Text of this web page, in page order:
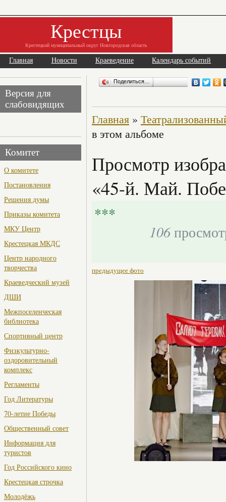
Крестцы
Крестецкий муниципальный округ Новгородская область
Главная Новости Краеведение Календарь событий
Версия для
слабовидящих
Комитет
О комитете
Постановления
Решения думы
Приказы комитета
МКУ Центр
Крестецкая МКДС
Центр народного
творчества
Краеведческий музей
ДШИ
Межпоселенческая
библиотека
Спортивный центр
Физкультурно-
оздоровительный
комплекс
Регламенты
Год Литературы
70-летие Победы
Общественный совет
Информация для
туристов
Год Российского кино
Крестецкая строчка
Молодёжь
Поделиться…
Главная »
в этом альбоме
Просмотр
«45-й. Май.
***
106
предыдущее фото